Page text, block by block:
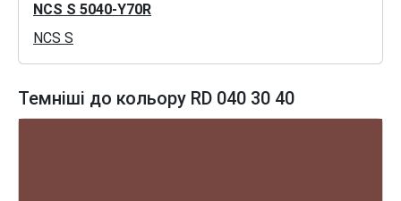
NCS S 5040-Y70R
NCS S
Темніші до кольору RD 040 30 40